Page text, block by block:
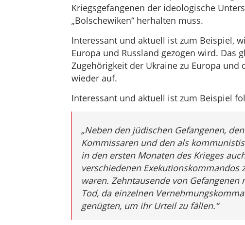
Kriegsgefangenen der ideologische
„Bolschewiken“ herhalten muss.
Interessant und aktuell ist zum Beispiel,
Europa und Russland gezogen wird. Das
Zugehörigkeit der Ukraine zu Europa und
wieder auf.
Interessant und aktuell ist zum Beispiel
„Neben den jüdischen Gefangenen,
Kommissaren und den als
in den ersten Monaten des Krieges
verschiedenen Exekutionskommandos
waren. Zehntausende von
Tod, da einzelnen
genügten, um ihr Urteil zu fällen.“